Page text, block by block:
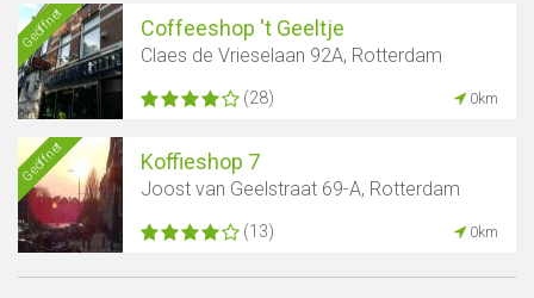
Geöffnet Coffeeshop 't Geeltje
Claes de Vrieselaan 92A, Rotterdam
(28) 0km
Geöffnet Koffieshop 7
Joost van Geelstraat 69-A, Rotterdam
(13) 0km